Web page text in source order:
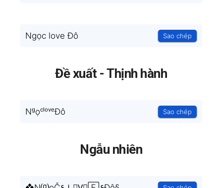
Ngọc love Đô Sao chép
Đề xuất - Thịnh hành
NᵍọᶜˡᵒᵛᵉĐô Sao chép
Ngẫu nhiên